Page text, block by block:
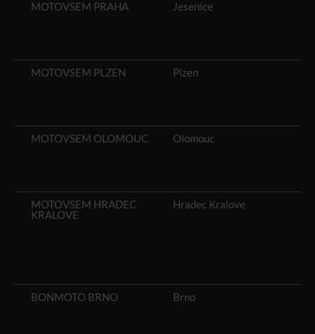
MOTOVSEM PRAHA Jesenice
MOTOVSEM PLZEN Plzen
MOTOVSEM OLOMOUC Olomouc
MOTOVSEM HRADEC
KRALOVE
Hradec Kralove
BONMOTO BRNO Brno